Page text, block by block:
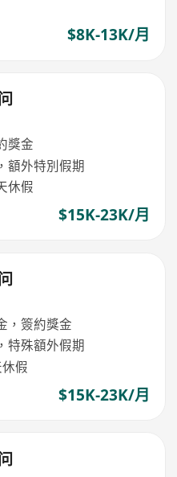
$8K-13K/月
獎金
額外特別假期
休假
$15K-23K/月
，簽約獎金
特殊額外假期
假
$15K-23K/月